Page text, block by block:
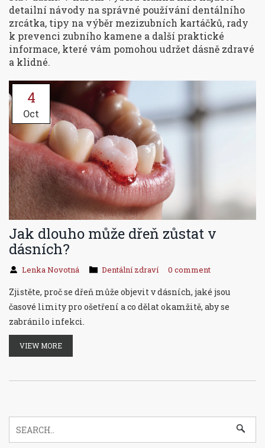
detailní návody na správné používání dentálního
zrcátka, tipy na výběr mezizubních kartáčků, rady
k prevenci zubního kamene a další praktické
informace, které vám pomohou udržet dásně zdravé
a klidné.
4
Oct
Jak dlouho může dřeň zůstat v
dásních?
Lenka Novotná Dentální zdraví 0 comment
Zjistěte, proč se dřeň může objevit v dásních, jaké jsou
časové limity pro ošetření a co dělat okamžitě, aby se
zabránilo infekci.
VIEW MORE